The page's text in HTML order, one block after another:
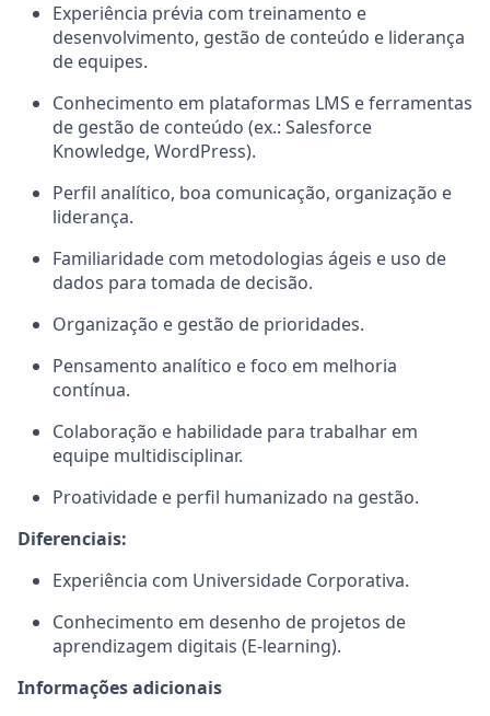
Experiência prévia com treinamento e
desenvolvimento, gestão de conteúdo e liderança
de equipes.
Conhecimento em plataformas LMS e ferramentas
de gestão de conteúdo (ex.: Salesforce
Knowledge, WordPress).
Perfil analítico, boa comunicação, organização e
liderança.
Familiaridade com metodologias ágeis e uso de
dados para tomada de decisão.
Organização e gestão de prioridades.
Pensamento analítico e foco em melhoria
contínua.
Colaboração e habilidade para trabalhar em
equipe multidisciplinar.
Proatividade e perfil humanizado na gestão.
Diferenciais:
Experiência com Universidade Corporativa.
Conhecimento em desenho de projetos de
aprendizagem digitais (E-learning).
Informações adicionais